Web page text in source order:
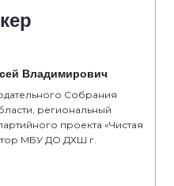
Владимирович
Собрания
региональный
проекта «Чистая
МБУ ДО ДХШ г.